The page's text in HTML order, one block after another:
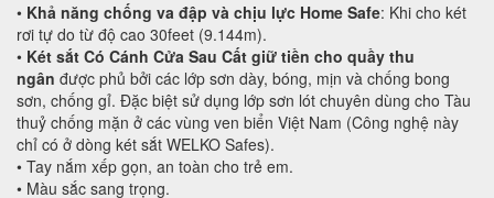
• Khả năng chống va đập và chịu lực Home Safe: Khi cho két
rơi tự do từ độ cao 30feet (9.144m).
• Két sắt Có Cánh Cửa Sau Cất giữ tiền cho quầy thu
ngân được phủ bởi các lớp sơn dày, bóng, mịn và chống bong
sơn, chống gỉ. Đặc biệt sử dụng lớp sơn lót chuyên dùng cho Tàu
thuỷ chống mặn ở các vùng ven biển Việt Nam (Công nghệ này
chỉ có ở dòng két sắt WELKO Safes).
• Tay nắm xếp gọn, an toàn cho trẻ em.
• Màu sắc sang trọng.